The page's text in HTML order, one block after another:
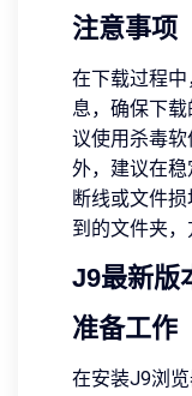
注意事项
在下载过程
息，确保下
议使用杀毒
外，建议在
断线或文件
到的文件夹，
J9最新版
准备工作
在安装J9浏